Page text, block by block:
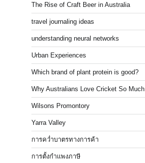
The Rise of Craft Beer in Australia
travel journaling ideas
understanding neural networks
Urban Experiences
Which brand of plant protein is good?
Why Australians Love Cricket So Much
Wilsons Promontory
Yarra Valley
การคว่ำบาตรทางการค้า
การตั้งกำแพงภาษี